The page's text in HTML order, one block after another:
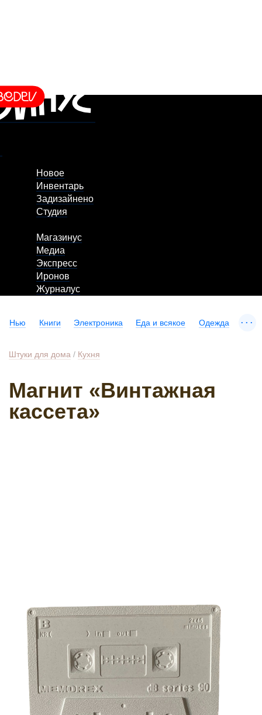
Новое
Инвентарь
Задизайнено
Студия
Магазинус
Медиа
Экспресс
Иронов
Журналус
Нью Книги Электроника Еда и всякое Одежда ...
Штуки для дома / Кухня
Магнит «Винтажная
кассета»